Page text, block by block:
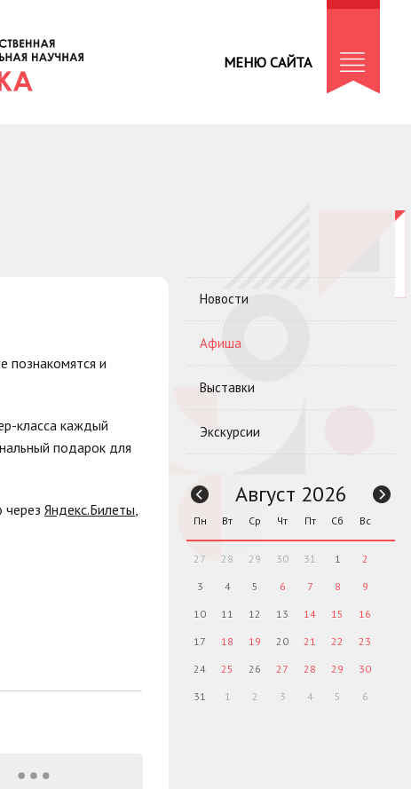
МЕНЮ САЙТА
познакомятся и
класса каждый
подарок для
Яндекс.Билеты,
Новости
Афиша
Выставки
Экскурсии
Август 2026
Пн Вт Ср Чт Пт Сб Вс
27 28 29 30 31 1 2
3 4 5 6 7 8 9
10 11 12 13 14 15 16
17 18 19 20 21 22 23
24 25 26 27 28 29 30
31 1 2 3 4 5 6